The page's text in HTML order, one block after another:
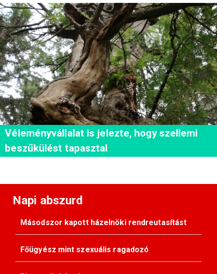
Véleményvállalat is jelezte, hogy szellemi
beszűkülést tapasztal
Napi abszurd
Másodszor kapott házelnöki rendreutasítást
Főügyész mint szexuális ragadozó